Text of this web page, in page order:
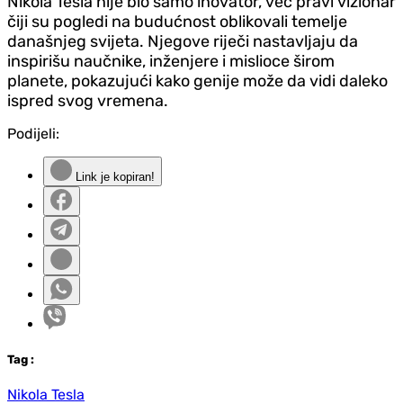
čiji su pogledi na budućnost oblikovali temelje
današnjeg svijeta. Njegove riječi nastavljaju da
inspirišu naučnike, inženjere i mislioce širom
planete, pokazujući kako genije može da vidi daleko
ispred svog vremena.
Podijeli:
Link je kopiran!
Tag :
Nikola Tesla